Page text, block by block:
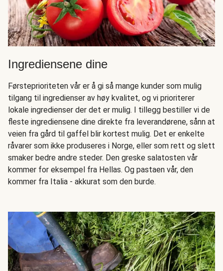
Ingrediensene dine
Førsteprioriteten vår er å gi så mange kunder som mulig
tilgang til ingredienser av høy kvalitet, og vi prioriterer
lokale ingredienser der det er mulig. I tillegg bestiller vi de
fleste ingrediensene dine direkte fra leverandørene, sånn at
veien fra gård til gaffel blir kortest mulig. Det er enkelte
råvarer som ikke produseres i Norge, eller som rett og slett
smaker bedre andre steder. Den greske salatosten vår
kommer for eksempel fra Hellas. Og pastaen vår, den
kommer fra Italia - akkurat som den burde.